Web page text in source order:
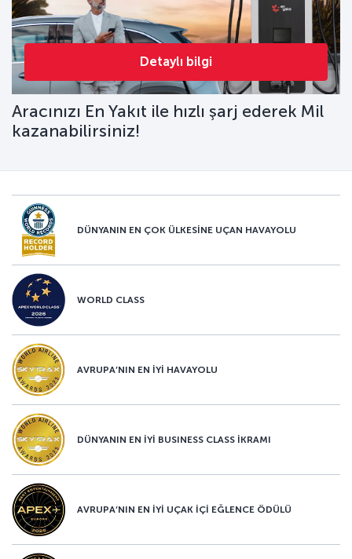
Detaylı bilgi
Aracınızı En Yakıt ile hızlı şarj ederek Mil
kazanabilirsiniz!
DÜNYANIN EN ÇOK ÜLKESİNE UÇAN HAVAYOLU
WORLD CLASS
AVRUPA’NIN EN İYİ HAVAYOLU
DÜNYANIN EN İYİ BUSINESS CLASS İKRAMI
AVRUPA’NIN EN İYİ UÇAK İÇİ EĞLENCE ÖDÜLÜ